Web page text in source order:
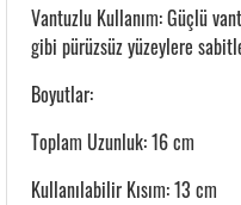
Vantuzlu Kullanım: Güçlü
gibi pürüzsüz yüzeylere
Boyutlar:
Toplam Uzunluk: 16 cm
Kullanılabilir Kısım: 13 cm